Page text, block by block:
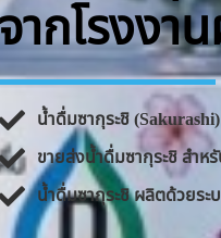
ากโรงงา
น้ำดื่มซากุระชิ
ขายส่งน้ำดื่มซากุระชิ สำหรั
น้ำดื่มซากุระชิ ผลิตด้วยระ